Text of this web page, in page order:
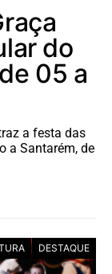
do
05 a
a festa das
a Santarém, de
DESTAQUE